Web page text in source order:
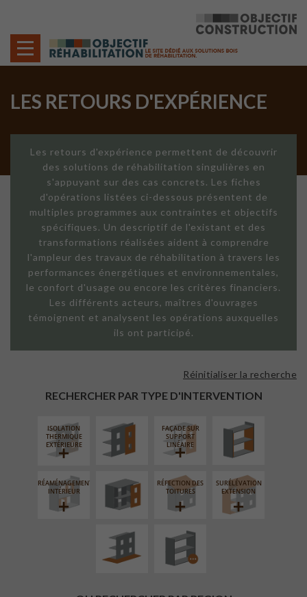
LES RETOURS D'EXPÉRIENCE
Les retours d'expérience permettent de découvrir
des solutions de réhabilitation singulières en
s'appuyant sur des cas concrets. Les fiches
d'opérations listées ci-dessous présentent de
multiples programmes aux contraintes et objectifs
spécifiques. Un descriptif de l'existant et des
transformations réalisées aident à comprendre
l'ampleur des travaux de réhabilitation à travers les
performances énergétiques et environnementales,
le confort d'usage ou encore les critères financiers.
Les différents acteurs, maîtres d'ouvrages
témoignent et analysent les opérations auxquelles
ils ont participé.
RECHERCHER PAR TYPE D'INTERVENTION
Réinitialiser la recherche
ISOLATION
THERMIQUE
EXTÉRIEURE
FAÇADE SUR
SUPPORT
LINÉAIRE
ISOLATION
INTÉRIEURE
RÉAMÉNAGEMENT
INTÉRIEUR
FERMETURE
LOGGIAS
RÉFECTION DES
TOITURES
SURÉLÉVATION
EXTENSION
AMÉNAGEMENT
EXTÉRIEUR
PROCÉDÉ
PARTICULIER